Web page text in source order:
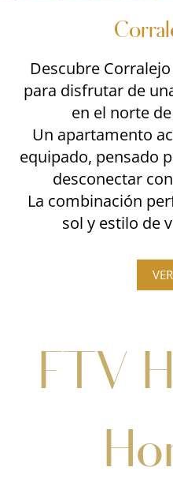
Descubre
para disfrutar de
en el norte
Un apartamento
equipado, pensado
desconectar
La combinación
sol y estilo de
FTV